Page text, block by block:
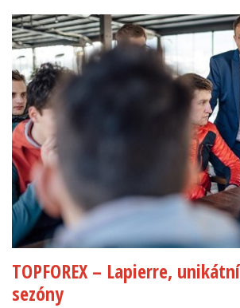
TOPFOREX – Lapierre,
sezóny